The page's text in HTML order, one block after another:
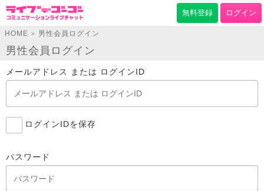
無料登録 ログイン
HOME > 男性会員ログイン
男性会員ログイン
メールアドレス または ログインID
ログインIDを保存
パスワード